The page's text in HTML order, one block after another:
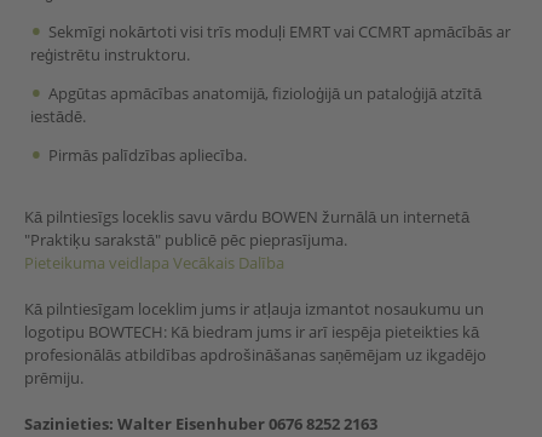
Sekmīgi nokārtoti visi trīs moduļi EMRT vai CCMRT apmācībās ar
reģistrētu instruktoru.
Apgūtas apmācības anatomijā, fizioloģijā un pataloģijā atzītā
iestādē.
Pirmās palīdzības apliecība.
Kā pilntiesīgs loceklis savu vārdu BOWEN žurnālā un internetā
"Praktiķu sarakstā" publicē pēc pieprasījuma.
Pieteikuma veidlapa Vecākais Dalība
Kā pilntiesīgam loceklim jums ir atļauja izmantot nosaukumu un
logotipu BOWTECH: Kā biedram jums ir arī iespēja pieteikties kā
profesionālās atbildības apdrošināšanas saņēmējam uz ikgadējo
prēmiju.
Sazinieties: Walter Eisenhuber0676 8252 2163